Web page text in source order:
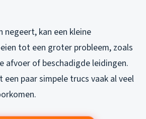
negeert, kan een kleine
tot een groter probleem, zoals
afvoer of beschadigde leidingen.
een paar simpele trucs vaak al veel